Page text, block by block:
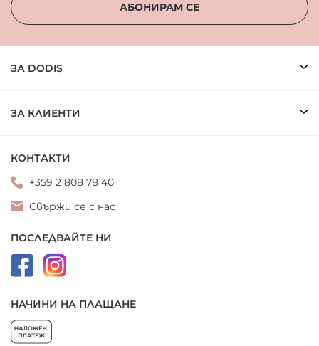
АБОНИРАМ СЕ
ЗА DODIS
ЗА КЛИЕНТИ
КОНТАКТИ
+359 2 808 78 40
Свържи се с нас
ПОСЛЕДВАЙТЕ НИ
НАЧИНИ НА ПЛАЩАНЕ